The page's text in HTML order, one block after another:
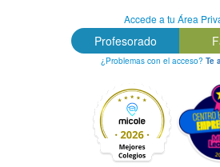
Accede a tu Área
Profesorado
¿Problemas con el acceso? Te